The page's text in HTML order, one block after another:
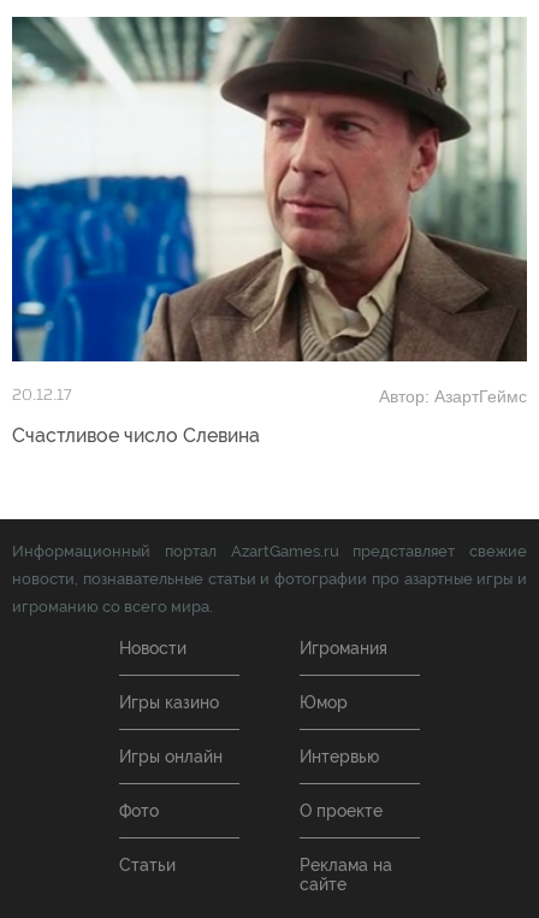
20.12.17 Автор: АзартГеймс
Счастливое число Слевина
Информационный портал AzartGames.ru представляет свежие
новости, познавательные статьи и фотографии про азартные игры и
игроманию со всего мира.
Новости Игромания
Игры казино Юмор
Игры онлайн Интервью
Фото О проекте
Статьи
Реклама на
сайте